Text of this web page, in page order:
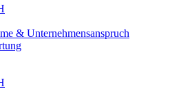
& Unternehmensanspruch